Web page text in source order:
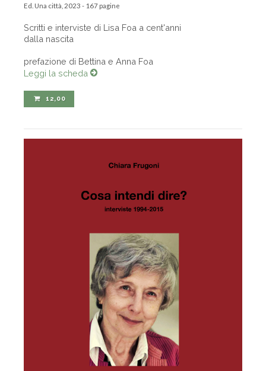
Ed. Una città, 2023 - 167 pagine
Scritti e interviste di Lisa Foa a cent'anni
dalla nascita
prefazione di Bettina e Anna Foa
Leggi la scheda
12,00